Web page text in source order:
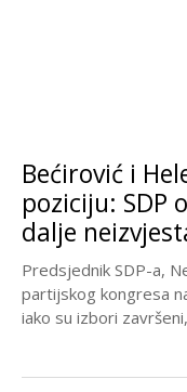
Bećirović i
poziciju: SDP
dalje
Predsjednik SDP-a,
partijskog kongresa
iako su izbori